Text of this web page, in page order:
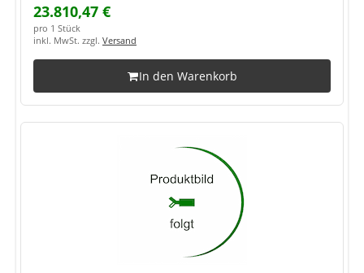
23.810,47 €
pro 1 Stück
inkl. MwSt. zzgl. Versand
In den Warenkorb